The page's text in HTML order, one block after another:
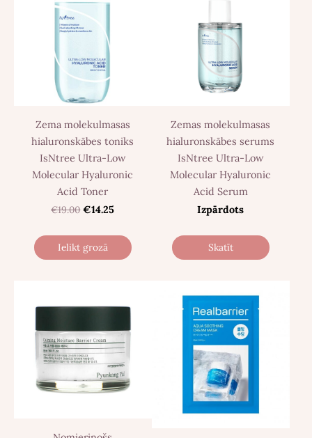
Zema molekulmasas
hialuronskābes toniks
IsNtree Ultra-Low
Molecular Hyaluronic
Acid Toner
€19.00 €14.25
Ielikt grozā
Zemas molekulmasas
hialuronskābes serums
IsNtree Ultra-Low
Molecular Hyaluronic
Acid Serum
Izpārdots
Skatīt